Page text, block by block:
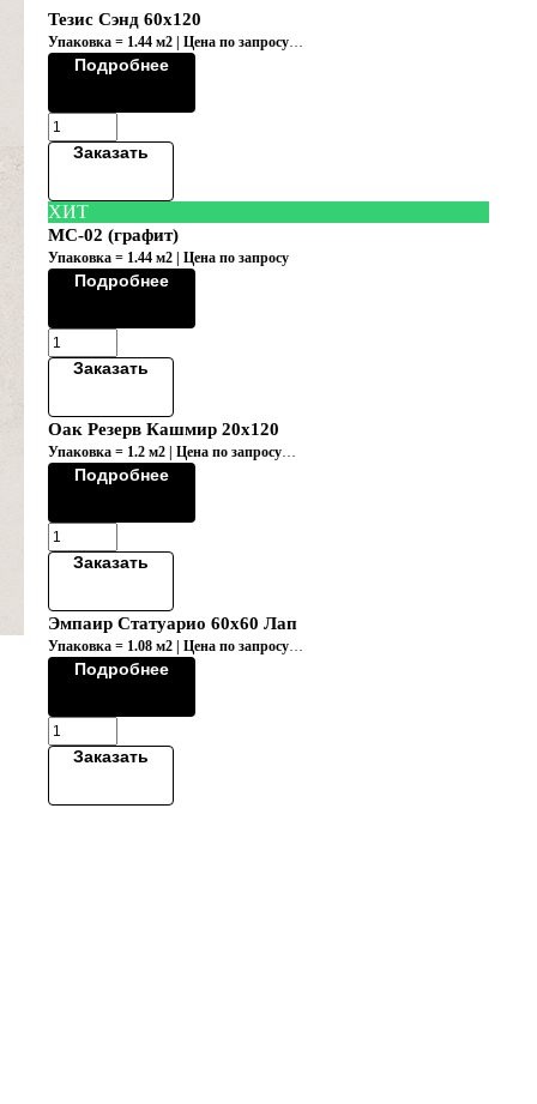
Тезис Сэнд 60х120
Упаковка = 1.44 м2 | Цена по запросу
Коллекция "SUPERNOVA STONE/СУПЕРНО"
Подробнее
Заказать
ХИТ
MC-02 (графит)
Упаковка = 1.44 м2 | Цена по запросу
Подробнее
Заказать
Оак Резерв Кашмир 20х120
Упаковка = 1.2 м2 | Цена по запросу
Коллекция "OAK RESERVE/ОAK РЕЗEPВ"
Подробнее
Заказать
Эмпаир Статуарио 60x60 Лап
Упаковка = 1.08 м2 | Цена по запросу
Коллекция "EMPIRE/ЭМПАИР"
Подробнее
Заказать